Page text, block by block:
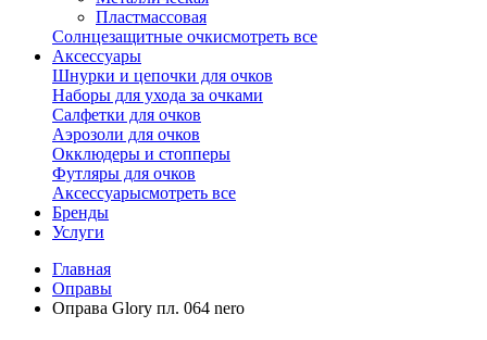
Пластмассовая
Солнцезащитные очкисмотреть все
Аксессуары
Шнурки и цепочки для очков
Наборы для ухода за очками
Салфетки для очков
Аэрозоли для очков
Окклюдеры и стопперы
Футляры для очков
Аксессуарысмотреть все
Бренды
Услуги
Главная
Оправы
Оправа Glory пл. 064 nero